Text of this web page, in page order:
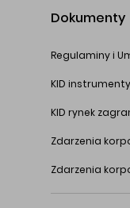
Dokumenty
Regulaminy i
KID
KID rynek
Zdarzenia
Zdarzenia